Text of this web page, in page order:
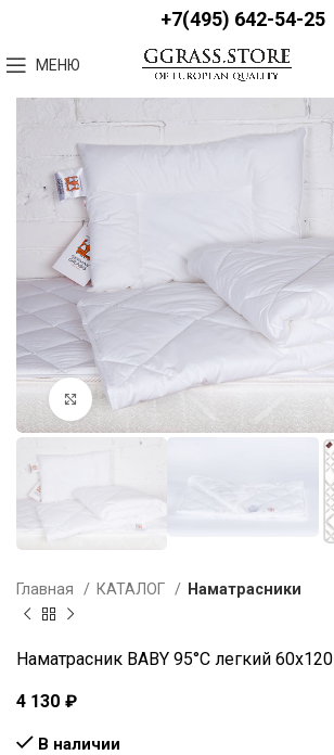
+7(495) 642-54-25
МЕНЮ
Увеличить
Главная КАТАЛОГ Наматрасники
Наматрасник BABY 95°C легкий 60х120
4 130 ₽
В наличии